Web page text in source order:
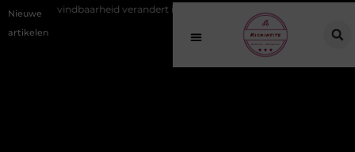
Nieuwe
artikelen
vindbaarheid verandert in 2026